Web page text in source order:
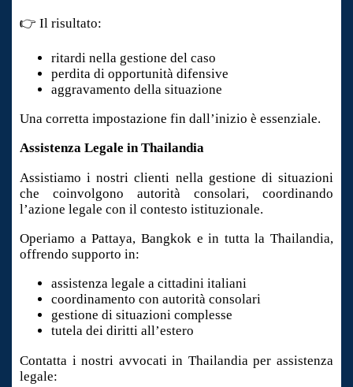
👉 Il risultato:
ritardi nella gestione del caso
perdita di opportunità difensive
aggravamento della situazione
Una corretta impostazione fin dall’inizio è essenziale.
Assistenza Legale in Thailandia
Assistiamo i nostri clienti nella gestione di situazioni
che coinvolgono autorità consolari, coordinando
l’azione legale con il contesto istituzionale.
Operiamo a Pattaya, Bangkok e in tutta la Thailandia,
offrendo supporto in:
assistenza legale a cittadini italiani
coordinamento con autorità consolari
gestione di situazioni complesse
tutela dei diritti all’estero
Contatta i nostri avvocati in Thailandia per assistenza
legale: